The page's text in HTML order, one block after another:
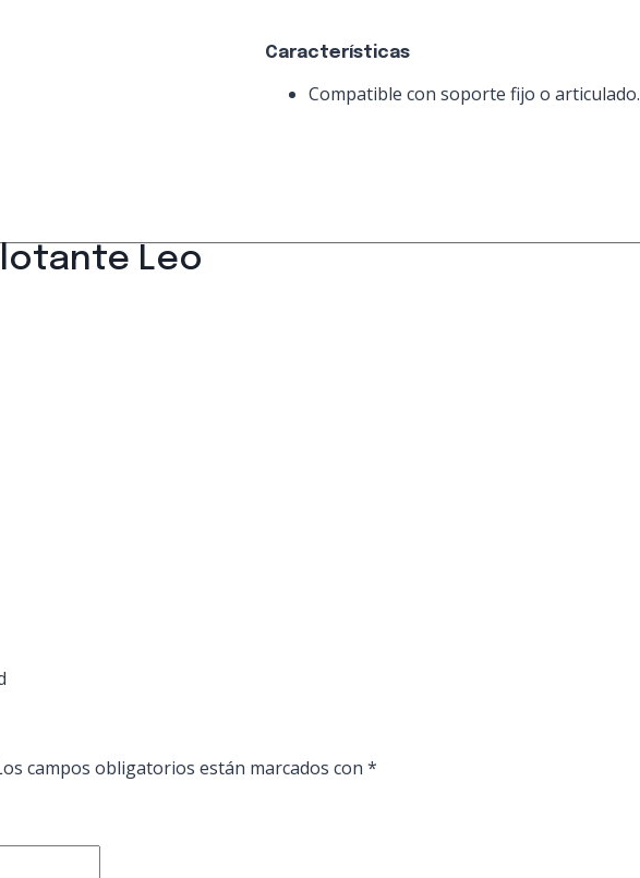
Características
Compatible con soporte fijo o articulado.
Leo
campos obligatorios están marcados con *